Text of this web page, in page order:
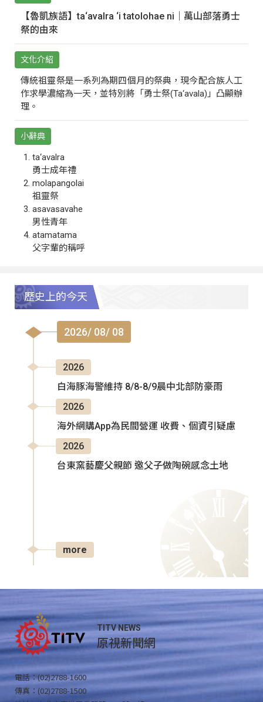
【魯凱族語】ta‘avalra ‘i tatolohae ni｜萬山部落勇士
祭的由來
文化介紹
傳統祖靈祭是一系列為期四個月的祭典，現今配合族人工
作求學濃縮為一天，並特別將「勇士祭(Ta‘avala)」凸顯辦
理。
小辭典
ta‘avalra
勇士成年禮
molapangolai
祖靈祭
asavasavahe
男性青年
atamatama
父字輩的稱呼
歷史上的今天
2026/ 08/ 08
2026
白海豚海警維持 8/8-8/9晨中北部防豪雨
2026
海外網購App為民間營運 收費、個資引疑慮
2026
台東窯藝慶父親節 邀父子做陶碗感念土地
more
TITV NEWS
原視新聞網
電話：(02)2788-1600
傳真：(02)2788-1500